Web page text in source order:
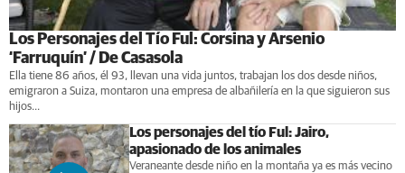
Los Personajes del Tío Ful: Corsina y Arsenio
‘Farruquín’ / De Casasola
Ella tiene 86 años, él 93, llevan una vida juntos, trabajan los dos desde niños,
emigraron a Suiza, montaron una empresa de albañilería en la que siguieron sus
hijos...
Los personajes del tío Ful: Jairo,
apasionado de los animales
Veraneante desde niño en la montaña ya es más vecino